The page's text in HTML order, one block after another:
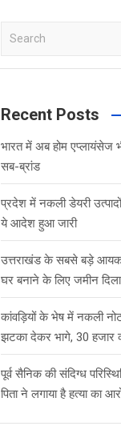
a
c
Recent Posts
भारत में अब होम एप्लायंसेज
सब-ब्रांड
प्रदेश में नकली डेयरी
ये आदेश हुआ जारी
उत्तराखंड के सबसे बड़े
घर बनाने के लिए जमीन
कांवड़ियों के भेष में नकली
झटका देकर भागे, 30 हजार
पूर्व सैनिक की संदिग्ध
पिता ने लगाया है हत्या का